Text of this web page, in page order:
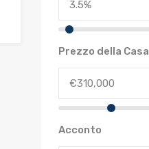
Prezzo della Casa
Acconto